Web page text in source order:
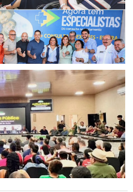
com prefeitos e apresenta
Dom Antônio